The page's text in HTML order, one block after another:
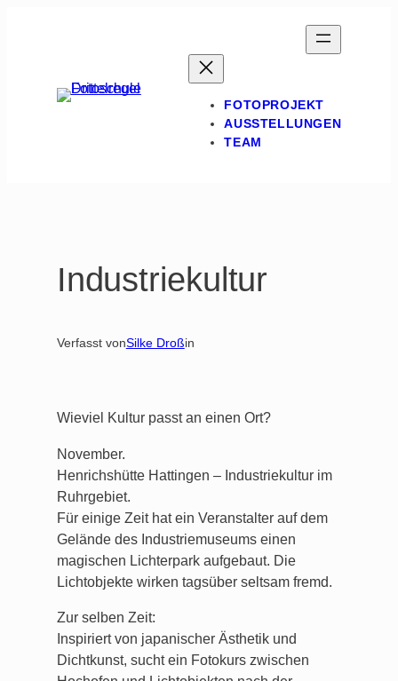
FOTOPROJEKT
AUSSTELLUNGEN
TEAM
Industriekultur
Verfasst vonSilke Droßin
Wieviel Kultur passt an einen Ort?
November.
Henrichshütte Hattingen – Industriekultur im
Ruhrgebiet.
Für einige Zeit hat ein Veranstalter auf dem
Gelände des Industriemuseums einen
magischen Lichterpark aufgebaut. Die
Lichtobjekte wirken tagsüber seltsam fremd.
Zur selben Zeit:
Inspiriert von japanischer Ästhetik und
Dichtkunst, sucht ein Fotokurs zwischen